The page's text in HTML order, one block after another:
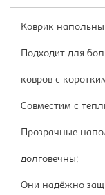
Коврик
Подходит для
ковров с
Совместим с
Прозрачные
долговечны;
Они надёжно